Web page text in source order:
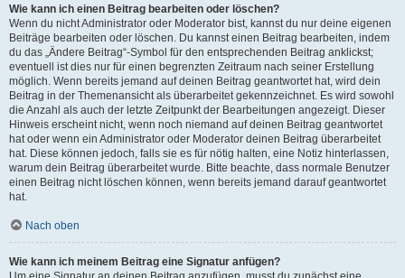
Wie kann ich einen Beitrag bearbeiten oder löschen?
Wenn du nicht Administrator oder Moderator bist, kannst du nur deine eigenen
Beiträge bearbeiten oder löschen. Du kannst einen Beitrag bearbeiten, indem
du das „Ändere Beitrag“-Symbol für den entsprechenden Beitrag anklickst;
eventuell ist dies nur für einen begrenzten Zeitraum nach seiner Erstellung
möglich. Wenn bereits jemand auf deinen Beitrag geantwortet hat, wird dein
Beitrag in der Themenansicht als überarbeitet gekennzeichnet. Es wird sowohl
die Anzahl als auch der letzte Zeitpunkt der Bearbeitungen angezeigt. Dieser
Hinweis erscheint nicht, wenn noch niemand auf deinen Beitrag geantwortet
hat oder wenn ein Administrator oder Moderator deinen Beitrag überarbeitet
hat. Diese können jedoch, falls sie es für nötig halten, eine Notiz hinterlassen,
warum dein Beitrag überarbeitet wurde. Bitte beachte, dass normale Benutzer
einen Beitrag nicht löschen können, wenn bereits jemand darauf geantwortet
hat.
Nach oben
Wie kann ich meinem Beitrag eine Signatur anfügen?